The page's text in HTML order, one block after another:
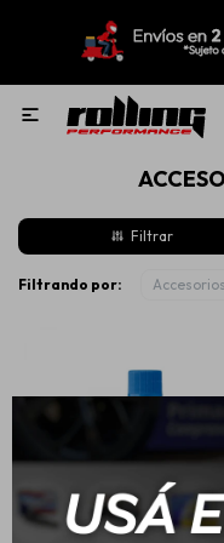

Filtrando por: Accesorios
Nuevo!
Llantas
Lubricantes